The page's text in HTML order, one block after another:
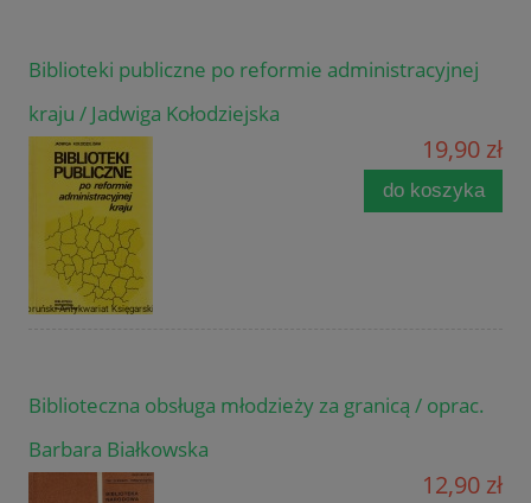
Biblioteki publiczne po reformie administracyjnej
kraju / Jadwiga Kołodziejska
19,90 zł
do koszyka
Biblioteczna obsługa młodzieży za granicą / oprac.
Barbara Białkowska
12,90 zł